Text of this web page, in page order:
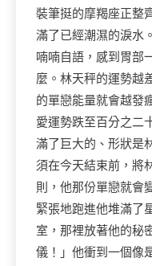
裝筆挺的摩羯座正整
滿了已經潮濕的淚水
喃喃自語，感到胃部
麼。林天秤的運勢越
的單戀能量就會越發
愛運勢跌至百分之二
滿了巨大的、形狀是
須在今天結束前，將
則，他那份單戀就會
緊張地跑進他堆滿了
室，那裡放著他的秘
儀！」他衝到一個像